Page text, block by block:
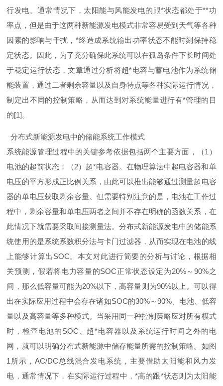
行发电。通常情况下，太阳能与风能发电的跟*状态都处于**功
率点，但是由于这两种新能源发电模式非常容易受到天气等各种
因素的影响与干扰 ， *终造成系统输出功率状态不能时刻保持稳
定状态。因此，为了充分确保此系统可以在孤岛条件下长时间处
于稳定运行状态，文章通过分析将超*电容与蓄电池作为系统储
能装置，通过二者剩余容量以及自身特点等各种实际运行情况，
制定出不同的控制策略，从而达到对系统能量进行有*管理的目
的[1]。
分布式新能源发电中的储能系统工作模式
系统能源管理过程中的关键参考依据包括两个主要方面，
（1 ）
电池的超前状态；
（2） 超*电容器。在物理算法中超电容器和单
电压的平方形成正比例关系，由此可以推出能够通过测量超电容
器的单电压获取剩余容量。但需要特别注意的是，电池在工作过
程中，剩余容量和单电压两者之间并不存在明确的函数关系，在
此情况下就需要采取间接测量法。分布式新能源发电中的储能系
统使用的是系统系数积分法与卡门过滤器，从而实现在电池的线
上能够计算出 SOC。本文对此进行简要的分析与讨论，根据相
关预测，假若将电力容量的SOC正常状态设定为20%～ 90%之
间，那么低容量可能为20%以下，高容量则 为90%以上。可以得
出在实际应用过程中会存在诸如SOC的30%～90%、电池、低容
量以及高容量等多种模式。当采用同一种控制策略应对所有模式
时，检查电池的SOC 超*电容器以及系统运行时间之外的电
网，就可以明确分布式新能源中储存能量所需的控制策略。如图
1 所示 ， AC/DC总线混合发电系统，主要借助太阳能和风力发
电，通常情况下，在实际运行过程中 ， *高的跟*状态则为太阳能